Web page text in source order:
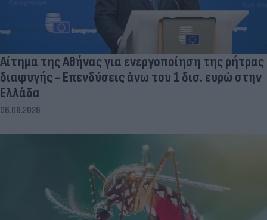
Αίτημα της Αθήνας για ενεργοποίηση της ρήτρας
διαφυγής - Επενδύσεις άνω του 1 δισ. ευρώ στην
Ελλάδα
06.08.2026